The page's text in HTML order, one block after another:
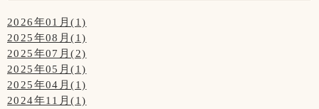
2026年01月(1)
2025年08月(1)
2025年07月(2)
2025年05月(1)
2025年04月(1)
2024年11月(1)